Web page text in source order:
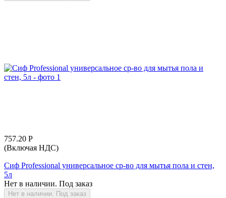
757.20 Р
(Включая НДС)
Сиф Professional универсальное ср-во для мытья пола и стен,
5л
Нет в наличии. Под заказ
Нет в наличии. Под заказ